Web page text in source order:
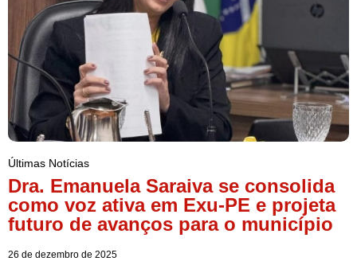
Últimas Notícias
Dra. Emanuela Saraiva se consolida
como voz ativa em Exu-PE e projeta
futuro de avanços para o município
26 de dezembro de 2025